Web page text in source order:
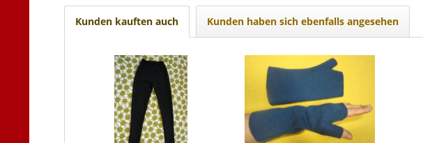
Kunden kauften auch Kunden haben sich ebenfalls angesehen